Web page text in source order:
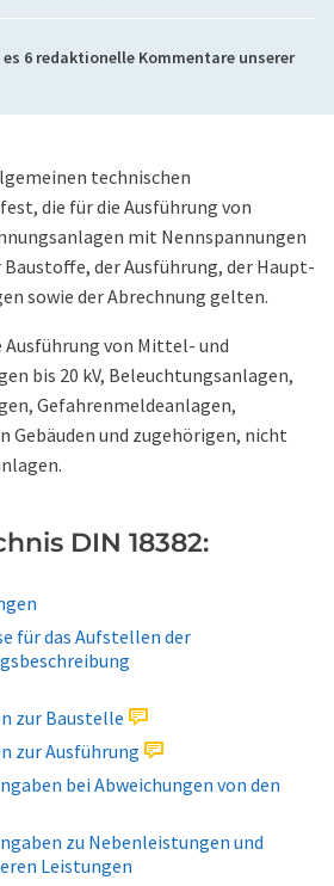
6 redaktionelle Kommentare unserer
technischen
die für die Ausführung von
mit Nennspannungen
Baustoffe, der Ausführung, der Haupt-
sowie der Abrechnung gelten.
von Mittel- und
bis 20 kV, Beleuchtungsanlagen,
Gefahrenmeldeanlagen,
Gebäuden und zugehörigen, nicht
DIN 18382:
für das Aufstellen der
zur Baustelle
zur Ausführung
bei Abweichungen von den
zu Nebenleistungen und
Leistungen